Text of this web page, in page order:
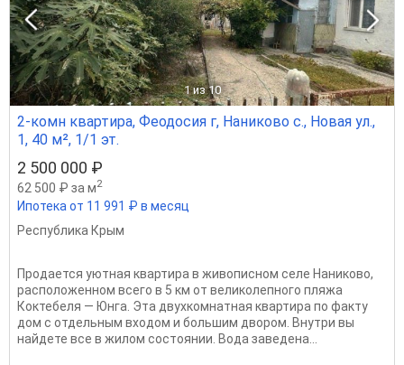
1 из 10
2-комн квартира, Феодосия г, Наниково с., Новая ул.,
1, 40 м², 1/1 эт.
2 500 000 ₽
62 500 ₽ за м2
Ипотека от 11 991 ₽ в месяц
Республика Крым
Продается уютная квартира в живописном селе Наниково,
расположенном всего в 5 км от великолепного пляжа
Коктебеля — Юнга. Эта двухкомнатная квартира по факту
дом с отдельным входом и большим двором. Внутри вы
найдете все в жилом состоянии. Вода заведена...